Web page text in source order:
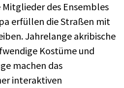
des Ensembles
erfüllen die Straßen mit
Jahrelange akribische
Kostüme und
machen das
interaktiven